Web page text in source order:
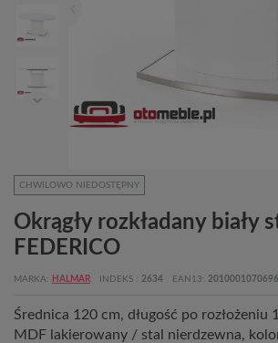
CHWILOWO NIEDOSTĘPNY
Okrągły rozkładany biały
FEDERICO
MARKA HALMAR INDEKS 2634 EAN13 2010001070696
Średnica 120 cm, długość po rozłożeniu
MDF lakierowany / stal nierdzewna,